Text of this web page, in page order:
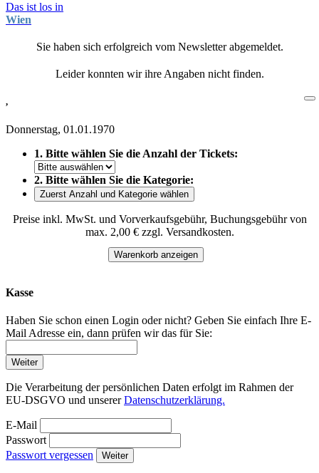
Das ist los in
Wien
Sie haben sich erfolgreich vom Newsletter abgemeldet.
Leider konnten wir ihre Angaben nicht finden.
,
Donnerstag, 01.01.1970
1. Bitte wählen Sie die Anzahl der Tickets:
2. Bitte wählen Sie die Kategorie:
Zuerst Anzahl und Kategorie wählen
Preise inkl. MwSt. und Vorverkaufsgebühr, Buchungsgebühr von
max. 2,00 € zzgl. Versandkosten.
Warenkorb anzeigen
Kasse
Haben Sie schon einen Login oder nicht? Geben Sie einfach Ihre E-
Mail Adresse ein, dann prüfen wir das für Sie:
Weiter
Die Verarbeitung der persönlichen Daten erfolgt im Rahmen der
EU-DSGVO und unsererDatenschutzerklärung.
E-Mail
Passwort
Passwort vergessen
Weiter